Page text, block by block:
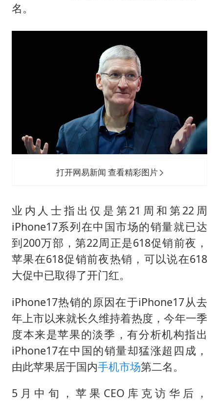
江苏发布台风蓝色预警
东方之约 相约未来
名。
打开网易新闻 查看精彩图片
业内人士指出仅是第21周和第22周
iPhone17系列在中国市场的销量就已达
到200万部，第22周正是618促销前夜，
苹果在618促销前夜热销，可以说在618
大促中已取得了开门红。
iPhone17热销的原因在于iPhone17从去
年上市以来就长久维持着热度，今年一季
度本来是苹果的淡季，有分析机构指出
iPhone17在中国的销量却猛涨超四成，
由此苹果居于国内手机市场第二名。
5月中旬，苹果CEO库克访华后，